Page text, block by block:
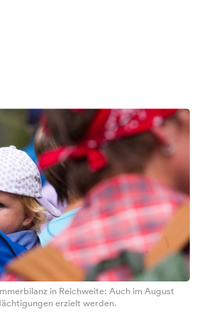
in Reichweite: Auch im August
erzielt werden.